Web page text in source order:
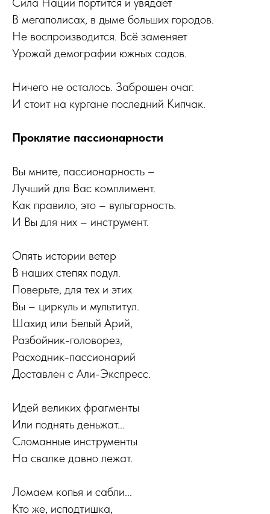
В мегаполисах, в дыме больших городов.
Не воспроизводится. Всё заменяет
Урожай демографии южных садов.
Ничего не осталось. Заброшен очаг.
И стоит на кургане последний Кипчак.
Проклятие пассионарности
Вы мните, пассионарность –
Лучший для Вас комплимент.
Как правило, это – вульгарность.
И Вы для них – инструмент.
Опять истории ветер
В наших степях подул.
Поверьте, для тех и этих
Вы – циркуль и мультитул.
Шахид или Белый Арий,
Разбойник-головорез,
Расходник-пассионарий
Доставлен с Али-Экспресс.
Идей великих фрагменты
Или поднять деньжат...
Сломанные инструменты
На свалке давно лежат.
Ломаем копья и сабли...
Кто же, исподтишка,